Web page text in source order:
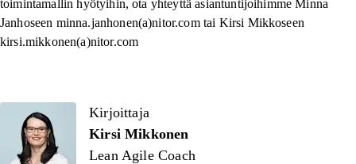
toimintamallin hyötyihin, ota yhteyttä asiantuntijoihimme Minna
Janhoseen minna.janhonen(a)nitor.com tai Kirsi Mikkoseen
kirsi.mikkonen(a)nitor.com
Kirjoittaja
Kirjoittaja
Kirsi Mikkonen
Lean Agile Coach